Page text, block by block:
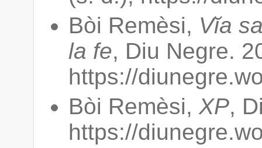
Bòi Remèsi, Vĭa
la fe, Diu Negre.
https://
Bòi Remèsi,XP,
https://